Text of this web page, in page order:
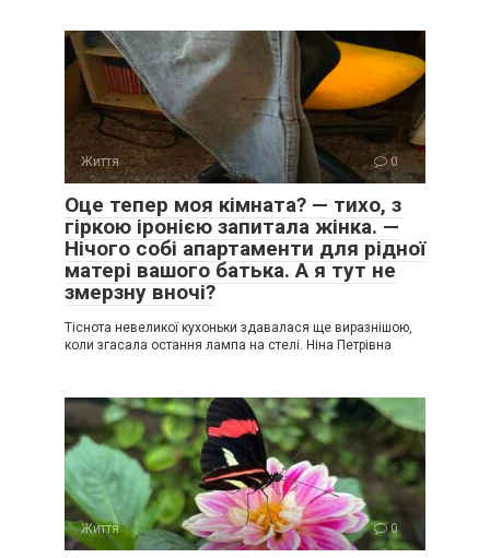
Життя 0
Оце тепер моя кімната? — тихо, з
гіркою іронією запитала жінка. —
Нічого собі апартаменти для рідної
матері вашого батька. А я тут не
змерзну вночі?
Тіснота невеликої кухоньки здавалася ще виразнішою,
коли згасала остання лампа на стелі. Ніна Петрівна
Життя 0